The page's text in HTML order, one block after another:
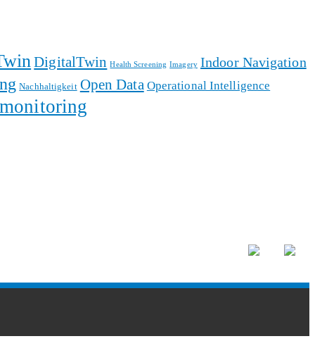
DigitalTwin Health Screening Imagery Indoor Navigation
Nachhaltigkeit Open Data Operational Intelligence